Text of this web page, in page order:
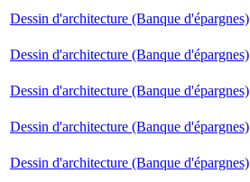
Dessin d'architecture (Banque d'épargnes)
Dessin d'architecture (Banque d'épargnes)
Dessin d'architecture (Banque d'épargnes)
Dessin d'architecture (Banque d'épargnes)
Dessin d'architecture (Banque d'épargnes)